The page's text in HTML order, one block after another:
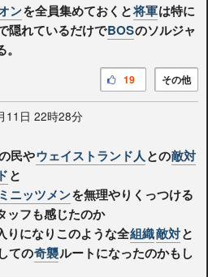
ンを全員集めておくと将軍は特に
隠れているだけでBOSのソルジャ
その他
19
11日 22時28分
民やウェイストランド人との敵対
と
ミニッツメンを無理やりくっつける
ッフも感じたのか
りになりこのような全組織敵対と
しての奇襲ルートになったのかもし